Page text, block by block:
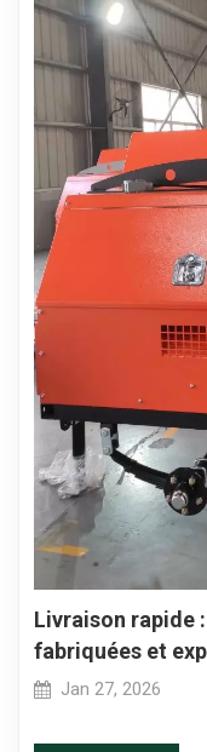
Livraison rapide
fabriquées et
Jan 27, 2026